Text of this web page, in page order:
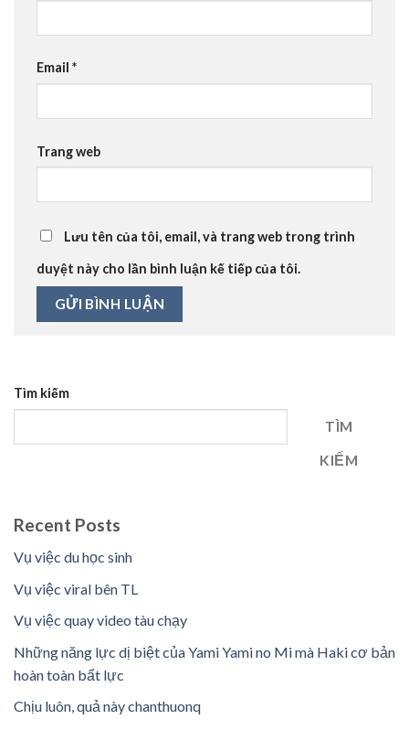
Email *
Trang web
Lưu tên của tôi, email, và trang web trong trình
duyệt này cho lần bình luận kế tiếp của tôi.
Tìm kiếm
TÌM
KIẾM
Recent Posts
Vụ việc du học sinh
Vụ việc viral bên TL
Vụ việc quay video tàu chạy
Những năng lực dị biệt của Yami Yami no Mi mà Haki cơ bản
hoàn toàn bất lực
Chịu luôn, quả này chanthuonq